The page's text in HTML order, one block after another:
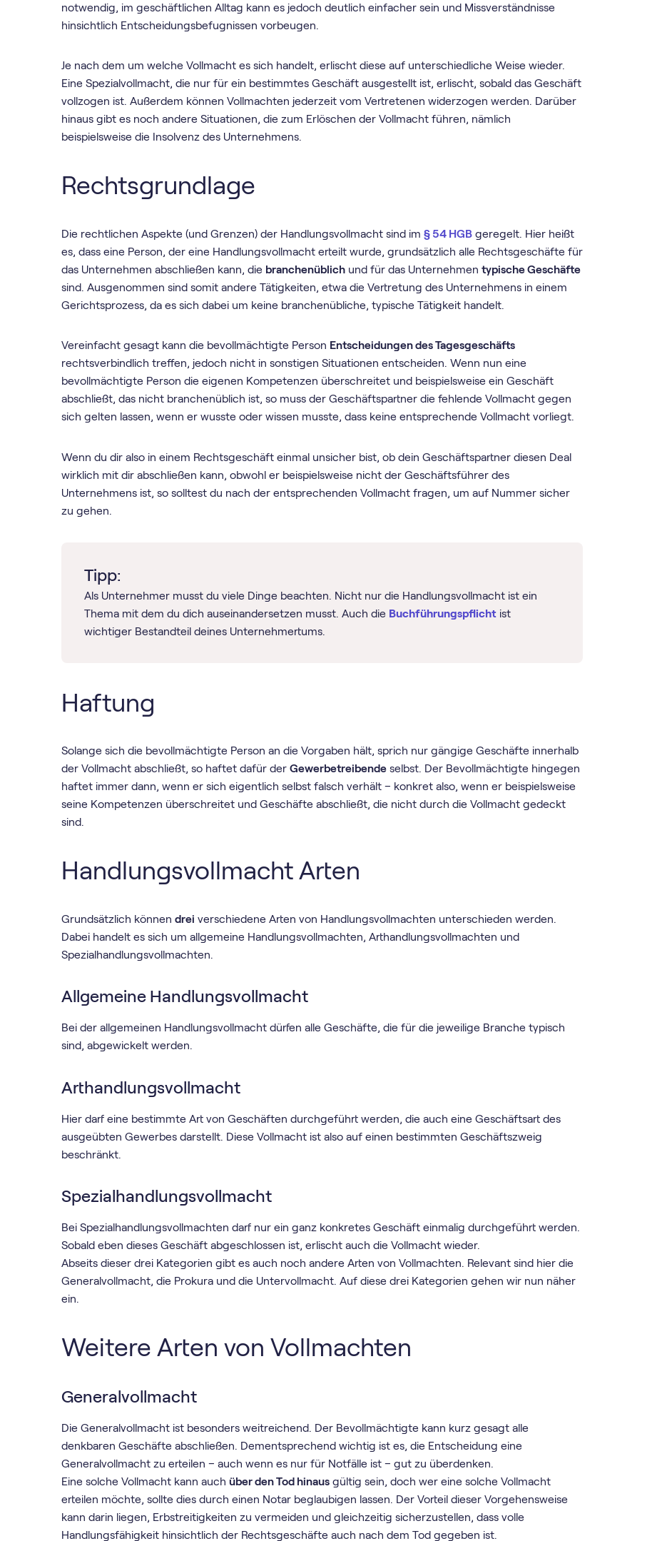
notwendig, im geschäftlichen Alltag kann es jedoch deutlich einfacher sein und Missverständnisse
hinsichtlich Entscheidungsbefugnissen vorbeugen.
Je nach dem um welche Vollmacht es sich handelt, erlischt diese auf unterschiedliche Weise wieder.
Eine Spezialvollmacht, die nur für ein bestimmtes Geschäft ausgestellt ist, erlischt, sobald das Geschäft
vollzogen ist. Außerdem können Vollmachten jederzeit vom Vertretenen widerzogen werden. Darüber
hinaus gibt es noch andere Situationen, die zum Erlöschen der Vollmacht führen, nämlich
beispielsweise die Insolvenz des Unternehmens.
Rechtsgrundlage
Die rechtlichen Aspekte (und Grenzen) der Handlungsvollmacht sind im§ 54 HGB geregelt. Hier heißt
es, dass eine Person, der eine Handlungsvollmacht erteilt wurde, grundsätzlich alle Rechtsgeschäfte für
das Unternehmen abschließen kann, die branchenüblich und für das Unternehmentypische Geschäfte
sind. Ausgenommen sind somit andere Tätigkeiten, etwa die Vertretung des Unternehmens in einem
Gerichtsprozess, da es sich dabei um keine branchenübliche, typische Tätigkeit handelt.
Vereinfacht gesagt kann die bevollmächtigte Person Entscheidungen des Tagesgeschäfts
rechtsverbindlich treffen, jedoch nicht in sonstigen Situationen entscheiden. Wenn nun eine
bevollmächtigte Person die eigenen Kompetenzen überschreitet und beispielsweise ein Geschäft
abschließt, das nicht branchenüblich ist, so muss der Geschäftspartner die fehlende Vollmacht gegen
sich gelten lassen, wenn er wusste oder wissen musste, dass keine entsprechende Vollmacht vorliegt.
Wenn du dir also in einem Rechtsgeschäft einmal unsicher bist, ob dein Geschäftspartner diesen Deal
wirklich mit dir abschließen kann, obwohl er beispielsweise nicht der Geschäftsführer des
Unternehmens ist, so solltest du nach der entsprechenden Vollmacht fragen, um auf Nummer sicher
zu gehen.
Tipp:
Als Unternehmer musst du viele Dinge beachten. Nicht nur die Handlungsvollmacht ist ein
Thema mit dem du dich auseinandersetzen musst. Auch die Buchführungspflichtist
wichtiger Bestandteil deines Unternehmertums.
Haftung
Solange sich die bevollmächtigte Person an die Vorgaben hält, sprich nur gängige Geschäfte innerhalb
der Vollmacht abschließt, so haftet dafür derGewerbetreibende selbst. Der Bevollmächtigte hingegen
haftet immer dann, wenn er sich eigentlich selbst falsch verhält – konkret also, wenn er beispielsweise
seine Kompetenzen überschreitet und Geschäfte abschließt, die nicht durch die Vollmacht gedeckt
sind.
Handlungsvollmacht Arten
Grundsätzlich könnendrei verschiedene Arten von Handlungsvollmachten unterschieden werden.
Dabei handelt es sich um allgemeine Handlungsvollmachten, Arthandlungsvollmachten und
Spezialhandlungsvollmachten.
Allgemeine Handlungsvollmacht
Bei der allgemeinen Handlungsvollmacht dürfen alle Geschäfte, die für die jeweilige Branche typisch
sind, abgewickelt werden.
Arthandlungsvollmacht
Hier darf eine bestimmte Art von Geschäften durchgeführt werden, die auch eine Geschäftsart des
ausgeübten Gewerbes darstellt. Diese Vollmacht ist also auf einen bestimmten Geschäftszweig
beschränkt.
Spezialhandlungsvollmacht
Bei Spezialhandlungsvollmachten darf nur ein ganz konkretes Geschäft einmalig durchgeführt werden.
Sobald eben dieses Geschäft abgeschlossen ist, erlischt auch die Vollmacht wieder.
Abseits dieser drei Kategorien gibt es auch noch andere Arten von Vollmachten. Relevant sind hier die
Generalvollmacht, die Prokura und die Untervollmacht. Auf diese drei Kategorien gehen wir nun näher
ein.
Weitere Arten von Vollmachten
Generalvollmacht
Die Generalvollmacht ist besonders weitreichend. Der Bevollmächtigte kann kurz gesagt alle
denkbaren Geschäfte abschließen. Dementsprechend wichtig ist es, die Entscheidung eine
Generalvollmacht zu erteilen – auch wenn es nur für Notfälle ist – gut zu überdenken.
Eine solche Vollmacht kann auchüber den Tod hinaus gültig sein, doch wer eine solche Vollmacht
erteilen möchte, sollte dies durch einen Notar beglaubigen lassen. Der Vorteil dieser Vorgehensweise
kann darin liegen, Erbstreitigkeiten zu vermeiden und gleichzeitig sicherzustellen, dass volle
Handlungsfähigkeit hinsichtlich der Rechtsgeschäfte auch nach dem Tod gegeben ist.